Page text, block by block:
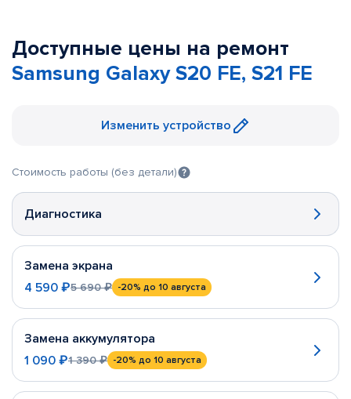
Доступные цены на ремонт
Samsung Galaxy S20 FE, S21 FE
Изменить устройство
Стоимость работы (без детали)
Диагностика
Замена экрана
4 590 ₽5 690 ₽ -20% до 10 августа
Замена аккумулятора
1 090 ₽1 390 ₽ -20% до 10 августа